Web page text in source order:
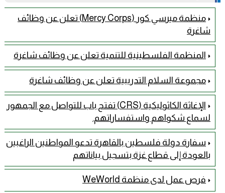
منظمة ميرسي كور (Mercy Corps) تعلن عن وظائف
شاغرة
المنظمة الفلسطينية للتنمية تعلن عن وظائف شاغرة
مجموعة السلام التدريبية تعلن عن وظائف شاغرة
الإغاثة الكاثوليكية (CRS) تفتح باب للتواصل مع الجمهور
لسماع شكواهم واستفساراتهم.
سفارة دولة فلسطين بالقاهرة تدعو المواطنين الراغبين
بالعودة إلى قطاع غزة بتسجيل بياناتهم
فرص عمل لدى منظمة WeWorld